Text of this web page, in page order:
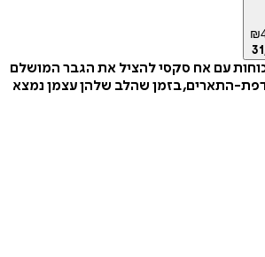
₪
עם אח סקסי להציל את הגבר המושלם
התארים, בזמן שהלב שלהן עצמן נמצא